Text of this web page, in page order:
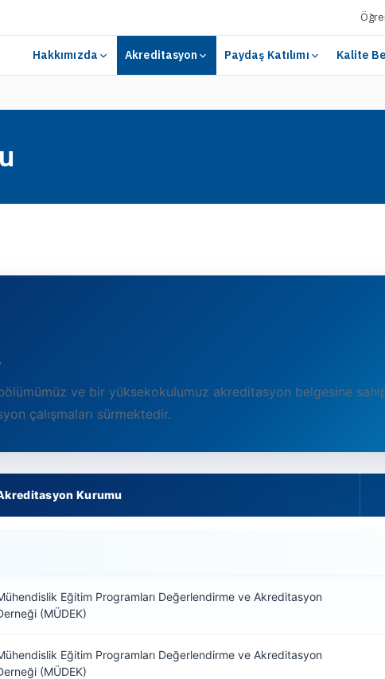
Hakkımızda Akreditasyon Paydaş Katılımı Kalite
ve bir yüksekokulumuz akreditasyon belgesine
çalışmaları sürmektedir.
Kurumu
Eğitim Programları Değerlendirme ve Akreditasyon
(MÜDEK)
Eğitim Programları Değerlendirme ve Akreditasyon
(MÜDEK)